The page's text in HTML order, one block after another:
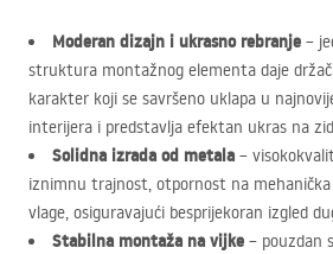
Moderan dizajn i ukrasno rebranje –
struktura montažnog elementa daje
karakter koji se savršeno uklapa u
interijera i predstavlja efektan ukras na
Solidna izrada od metala –
iznimnu trajnost, otpornost na
vlage, osiguravajući besprijekoran izgled
Stabilna montaža na vijke – pouzdan